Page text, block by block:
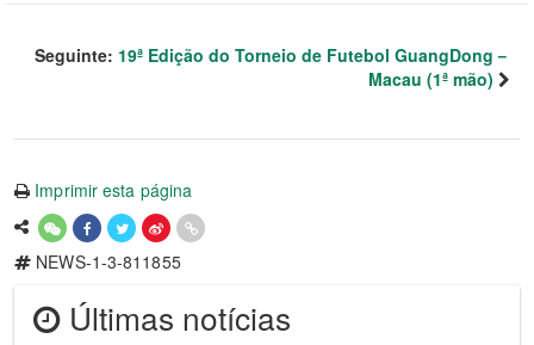
Seguinte: 19ª Edição do Torneio de Futebol GuangDong－
Macau (1ª mão)
Imprimir esta página
NEWS-1-3-811855
Últimas notícias